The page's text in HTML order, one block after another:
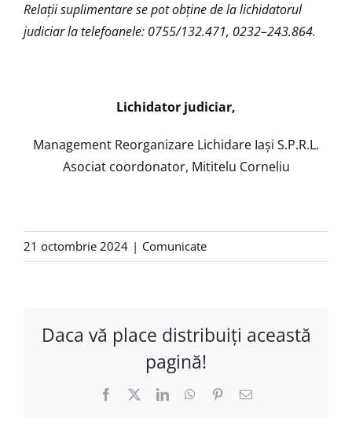
Relaţii suplimentare se pot obţine de la lichidatorul
judiciar la telefoanele: 0755/132.471, 0232–243.864.
Lichidator judiciar,
Management Reorganizare Lichidare Iaşi S.P.R.L.
Asociat coordonator, Mititelu Corneliu
21 octombrie 2024 | Comunicate
Daca vă place distribuiţi această
pagină!
Facebook LinkedInWhatsApp
Pinterest
E-